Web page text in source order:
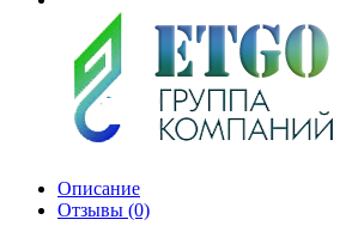
Описание
Отзывы (0)